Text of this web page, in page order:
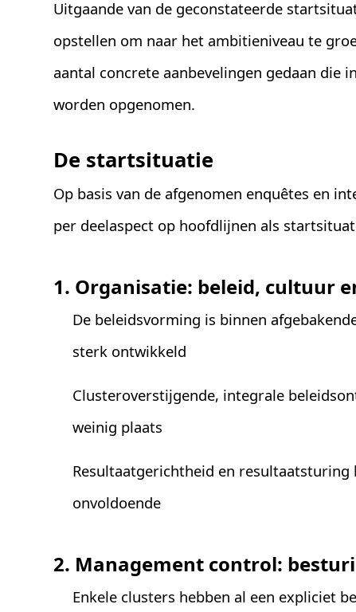
Uitgaande van de geconstateerde
opstellen om naar het ambitieniveau te
aantal concrete aanbevelingen gedaan die
worden opgenomen.
De startsituatie
Op basis van de afgenomen enquêtes en
per deelaspect op hoofdlijnen als
1. Organisatie: beleid, cultuur
De beleidsvorming is binnen
sterk ontwikkeld
Clusteroverstijgende, integrale
weinig plaats
Resultaatgerichtheid en resultaatsturing
onvoldoende
2. Management control:
Enkele clusters hebben al een expliciet